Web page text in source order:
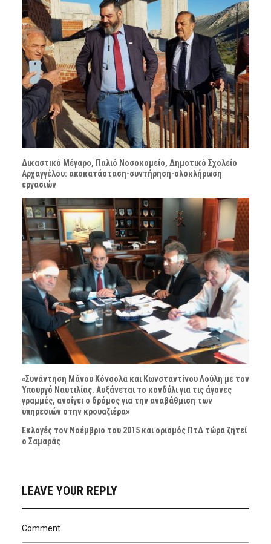
Δικαστικό Μέγαρο, Παλιό Νοσοκομείο, Δημοτικό Σχολείο
Αρχαγγέλου: αποκατάσταση-συντήρηση-ολοκλήρωση
εργασιών
«Συνάντηση Μάνου Κόνσολα και Κωνσταντίνου Λούλη με τον
Υπουργό Ναυτιλίας. Αυξάνεται το κονδύλι για τις άγονες
γραμμές, ανοίγει ο δρόμος για την αναβάθμιση των
υπηρεσιών στην κρουαζιέρα»
Εκλογές τον Νοέμβριο του 2015 και ορισμός ΠτΔ τώρα ζητεί
ο Σαμαράς
LEAVE YOUR REPLY
Comment